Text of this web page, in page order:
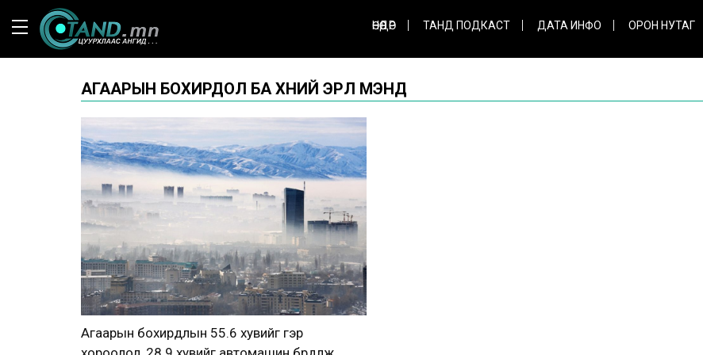
ӨНӨӨДӨР ТАНД ПОДКАСТ ДАТА ИНФО ОРОН НУТАГ
АГААРЫН БОХИРДОЛ БА ХҮНИЙ ЭРҮҮЛ МЭНД
Агаарын бохирдлын 55.6 хувийг гэр